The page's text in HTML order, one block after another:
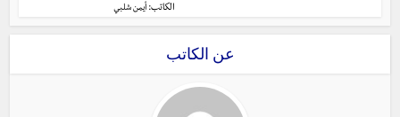
الكاتب: أيمن شلبي
عن الكاتب